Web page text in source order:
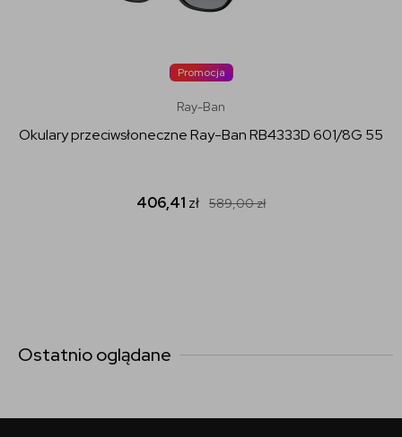
Promocja
Ray-Ban
Okulary przeciwsłoneczne Ray-Ban RB4333D 601/8G 55
406,41 zł 589,00zł
Ostatnio oglądane